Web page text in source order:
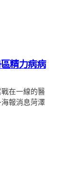
精力病病
在一線的醫
報消息菏澤